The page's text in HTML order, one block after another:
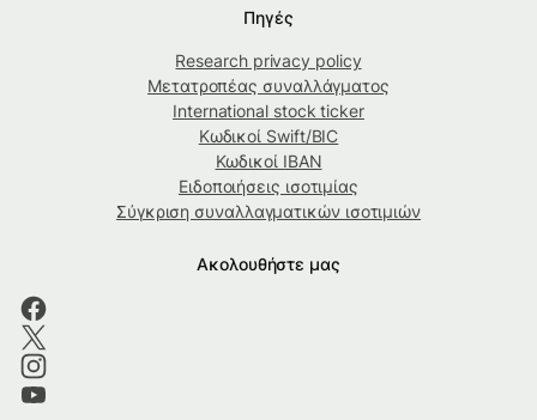
Πηγές
Research privacy policy
Μετατροπέας συναλλάγματος
International stock ticker
Κωδικοί Swift/BIC
Κωδικοί IBAN
Ειδοποιήσεις ισοτιμίας
Σύγκριση συναλλαγματικών ισοτιμιών
Ακολουθήστε μας